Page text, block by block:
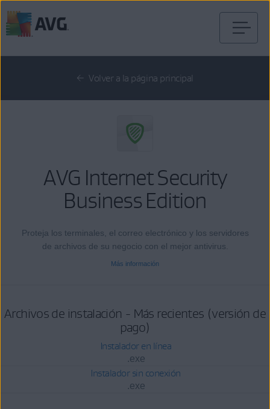
al
Volver a la página principal
AVG Internet Security
Business Edition
Proteja los terminales, el correo electrónico y los servidores
de archivos de su negocio con el mejor antivirus.
Más información
Archivos de instalación - Más recientes (versión de
pago)
Instalador en línea
.exe
Instalador sin conexión
.exe